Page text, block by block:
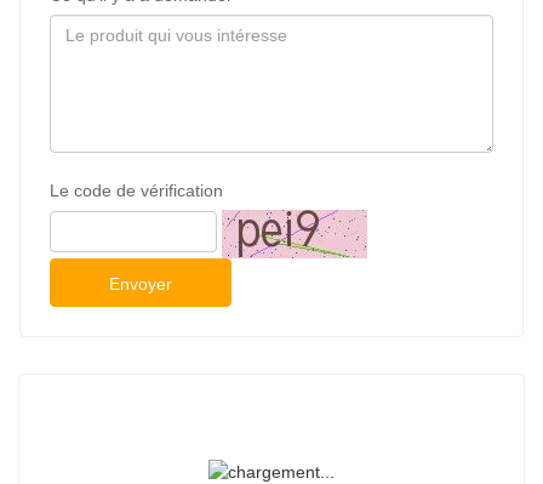
Le code de vérification
Envoyer